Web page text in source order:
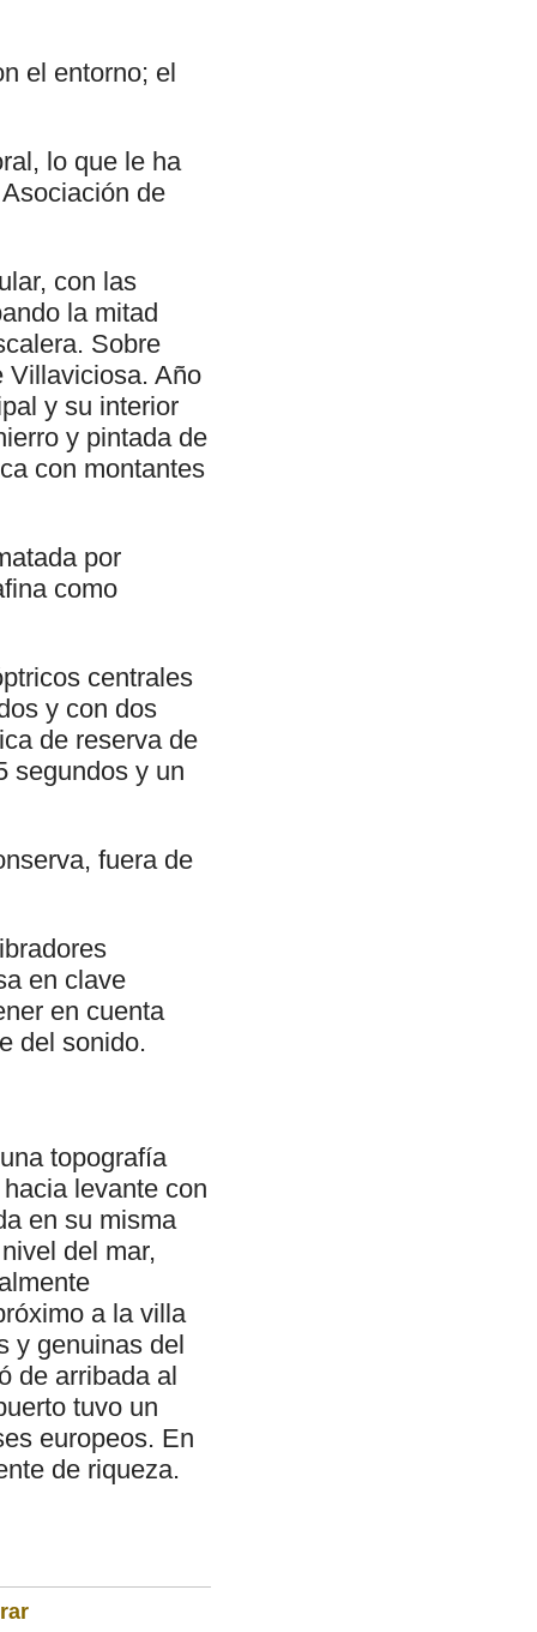
el entorno; el
lo que le ha
de
con las
la mitad
Sobre
Villaviciosa. Año
y su interior
y pintada de
con montantes
por
como
centrales
y con dos
de reserva de
segundos y un
fuera de
en clave
en cuenta
del sonido.
topografía
levante con
en su misma
del mar,
a la villa
y genuinas del
de arribada al
tuvo un
europeos. En
de riqueza.